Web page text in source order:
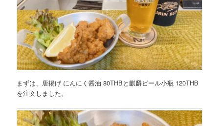
まずは、 唐揚げ にんにく醤油 80THBと 麒麟ビール小瓶 120THB
を注文しました。